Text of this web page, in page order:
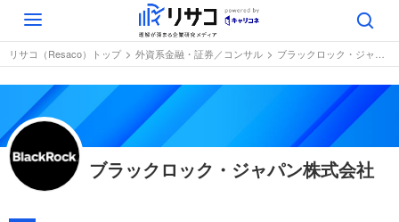
Toggle
navigation
リサコ（Resaco）トップ 外資系金融・証券／コンサル ブラックロック・ジャパン株式会社
ブラックロック・ジャパン株式会社